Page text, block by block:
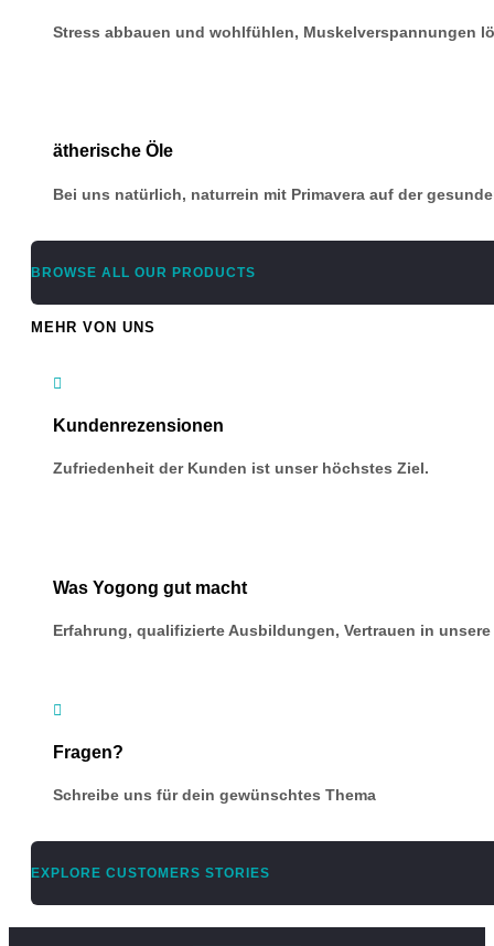
Stress abbauen und wohlfühlen, Muskelverspannungen
ätherische Öle
Bei uns natürlich, naturrein mit Primavera auf der
BROWSE ALL OUR PRODUCTS
MEHR VON UNS

Kundenrezensionen
Zufriedenheit der Kunden ist unser höchstes Ziel.
Was Yogong gut macht
Erfahrung, qualifizierte Ausbildungen, Vertrauen in

Fragen?
Schreibe uns für dein gewünschtes Thema
EXPLORE CUSTOMERS STORIES